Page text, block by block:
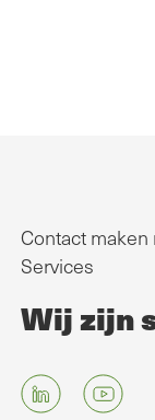
Contact maken
Services
Wij zijn